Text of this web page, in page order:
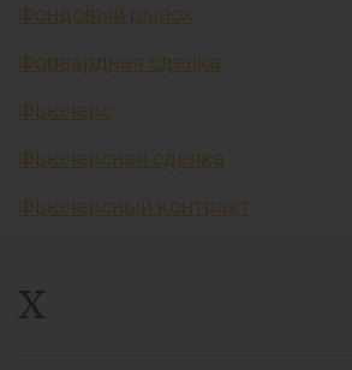
Фондовый рынок
Форвардная сделка
Фьючерс
Фьючерсная сделка
Фьючерсный контракт
Х